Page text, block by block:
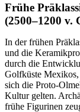
Frühe
(2500–1200 v.
In der frühen
und die
durch die
Golfküste Mexikos,
sich die Proto-
Kultur gelten.
frühe Figurinen